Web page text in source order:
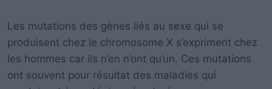
Les mutations des gènes liés au sexe qui se
produisent chez le chromosome X s’expriment chez
les hommes car ils n’en n’ont qu’un. Ces mutations
ont souvent pour résultat des maladies qui